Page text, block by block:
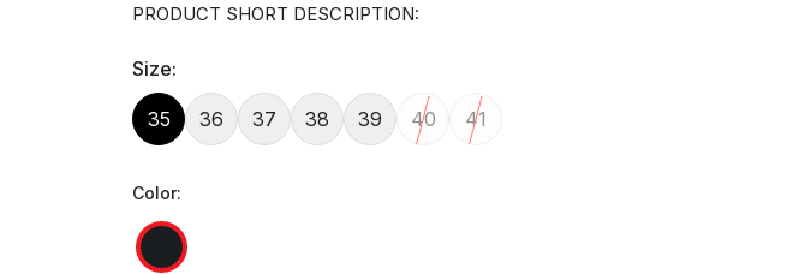
PRODUCT SHORT DESCRIPTION:
Size:
35 36 37 38 39 40 41
Color: